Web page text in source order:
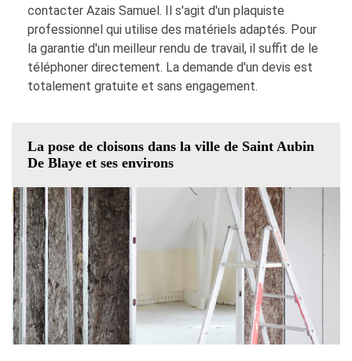
contacter Azais Samuel. Il s'agit d'un plaquiste
professionnel qui utilise des matériels adaptés. Pour
la garantie d'un meilleur rendu de travail, il suffit de le
téléphoner directement. La demande d'un devis est
totalement gratuite et sans engagement.
La pose de cloisons dans la ville de Saint Aubin
De Blaye et ses environs